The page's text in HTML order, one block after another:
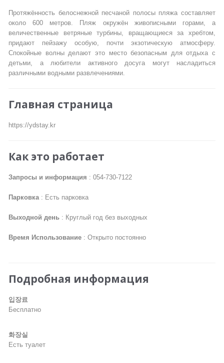
Протяжённость белоснежной песчаной полосы пляжа составляет
около 600 метров. Пляж окружён живописными горами, а
величественные ветряные турбины, вращающиеся за хребтом,
придают пейзажу особую, почти экзотическую атмосферу.
Спокойные волны делают это место безопасным для отдыха с
детьми, а любители активного досуга могут насладиться
различными водными развлечениями.
Главная страница
https://ydstay.kr
Как это работает
Запросы и информация : 054-730-7122
Парковка: Есть парковка
Выходной день : Круглый год без выходных
Время Использование : Открыто постоянно
Подробная информация
입장료
Бесплатно
화장실
Есть туалет